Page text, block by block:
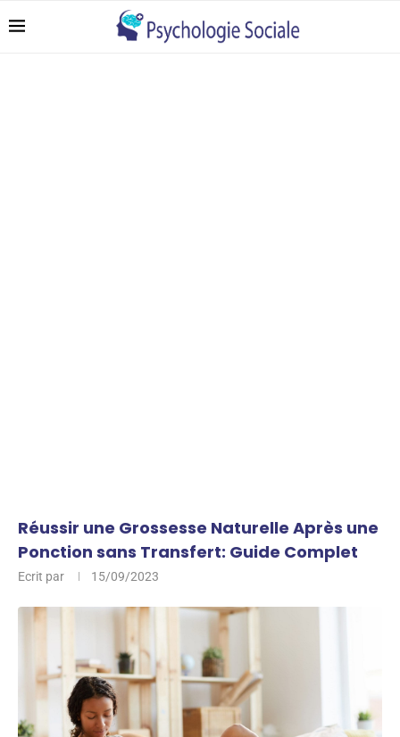
Réussir une Grossesse Naturelle Après une
Ponction sans Transfert: Guide Complet
Ecrit par 15/09/2023